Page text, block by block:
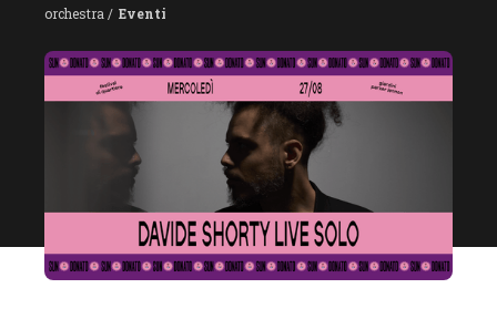
orchestra / Eventi